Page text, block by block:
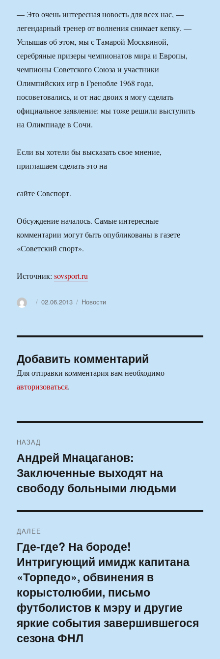
— Это очень интересная новость для всех нас, —
легендарный тренер от волнения снимает кепку. —
Услышав об этом, мы с Тамарой Москвиной,
серебряные призеры чемпионатов мира и Европы,
чемпионы Советского Союза и участники
Олимпийских игр в Гренобле 1968 года,
посоветовались, и от нас двоих я могу сделать
официальное заявление: мы тоже решили выступить
на Олимпиаде в Сочи.
Если вы хотели бы высказать свое мнение,
приглашаем сделать это на
сайте Совспорт.
Обсуждение началось. Самые интересные
комментарии могут быть опубликованы в газете
«Советский спорт».
Источник:sovsport.ru
АвторОпубликовано
02.06.2013 Рубрики
Новости
Добавить комментарий
Для отправки комментария вам необходимо
авторизоваться.
по
записям
НАЗАД
Предыдущая
запись:
Андрей Мнацаганов:
Заключенные выходят на
свободу больными людьми
ДАЛЕЕ
Следующая
запись:
Где-где? На бороде!
Интригующий имидж капитана
«Торпедо», обвинения в
корыстолюбии, письмо
футболистов к мэру и другие
яркие события завершившегося
сезона ФНЛ